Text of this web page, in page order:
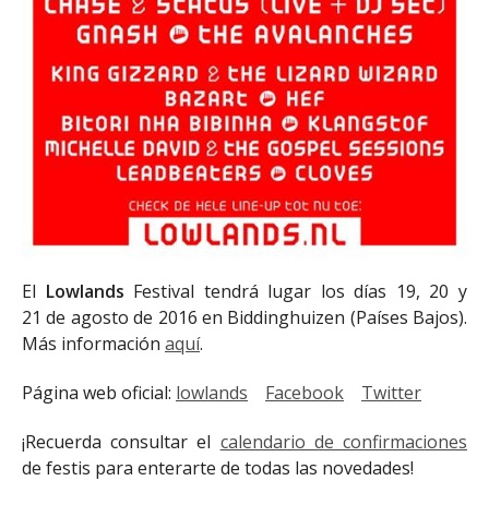
El Lowlands Festival tendrá lugar los días 19, 20 y
21 de agosto de 2016 en Biddinghuizen (Países Bajos).
Más información aquí.
Página web oficial: lowlands Facebook Twitter
¡Recuerda consultar el calendario de confirmaciones
de festis para enterarte de todas las novedades!